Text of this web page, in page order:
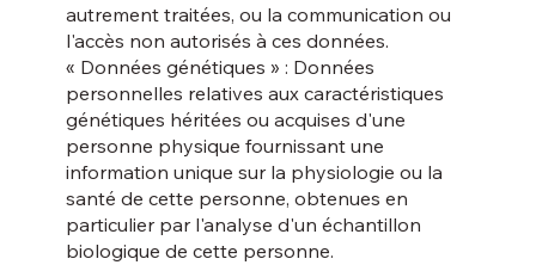
autrement traitées, ou la communication ou
l'accès non autorisés à ces données.
« Données génétiques » : Données
personnelles relatives aux caractéristiques
génétiques héritées ou acquises d'une
personne physique fournissant une
information unique sur la physiologie ou la
santé de cette personne, obtenues en
particulier par l'analyse d'un échantillon
biologique de cette personne.